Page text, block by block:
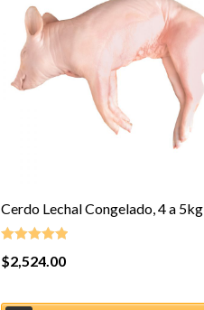
Cerdo Lechal Congelado, 4 a 5kg
Valorado en
$2,524.00